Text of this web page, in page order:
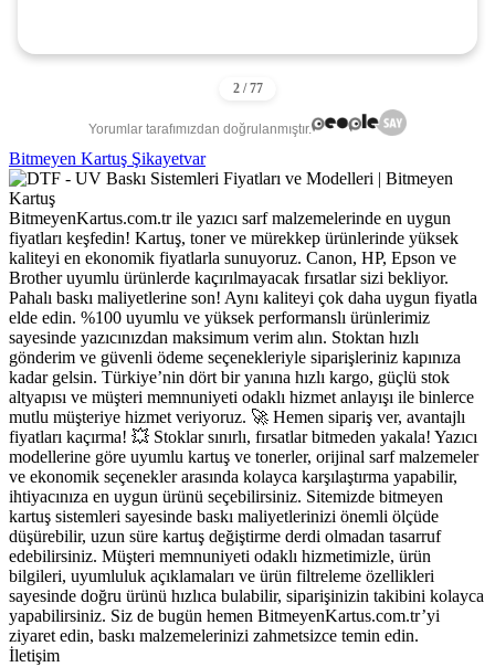
Yorumlar tarafımızdan doğrulanmıştır.
Bitmeyen Kartuş Şikayetvar
BitmeyenKartus.com.tr ile yazıcı sarf malzemelerinde en uygun
fiyatları keşfedin! Kartuş, toner ve mürekkep ürünlerinde yüksek
kaliteyi en ekonomik fiyatlarla sunuyoruz. Canon, HP, Epson ve
Brother uyumlu ürünlerde kaçırılmayacak fırsatlar sizi bekliyor.
Pahalı baskı maliyetlerine son! Aynı kaliteyi çok daha uygun fiyatla
elde edin. %100 uyumlu ve yüksek performanslı ürünlerimiz
sayesinde yazıcınızdan maksimum verim alın. Stoktan hızlı
gönderim ve güvenli ödeme seçenekleriyle siparişleriniz kapınıza
kadar gelsin. Türkiye’nin dört bir yanına hızlı kargo, güçlü stok
altyapısı ve müşteri memnuniyeti odaklı hizmet anlayışı ile binlerce
mutlu müşteriye hizmet veriyoruz. 🚀 Hemen sipariş ver, avantajlı
fiyatları kaçırma! 💥 Stoklar sınırlı, fırsatlar bitmeden yakala! Yazıcı
modellerine göre uyumlu kartuş ve tonerler, orijinal sarf malzemeler
ve ekonomik seçenekler arasında kolayca karşılaştırma yapabilir,
ihtiyacınıza en uygun ürünü seçebilirsiniz. Sitemizde bitmeyen
kartuş sistemleri sayesinde baskı maliyetlerinizi önemli ölçüde
düşürebilir, uzun süre kartuş değiştirme derdi olmadan tasarruf
edebilirsiniz. Müşteri memnuniyeti odaklı hizmetimizle, ürün
bilgileri, uyumluluk açıklamaları ve ürün filtreleme özellikleri
sayesinde doğru ürünü hızlıca bulabilir, siparişinizin takibini kolayca
yapabilirsiniz. Siz de bugün hemen BitmeyenKartus.com.tr’yi
ziyaret edin, baskı malzemelerinizi zahmetsizce temin edin.
İletişim